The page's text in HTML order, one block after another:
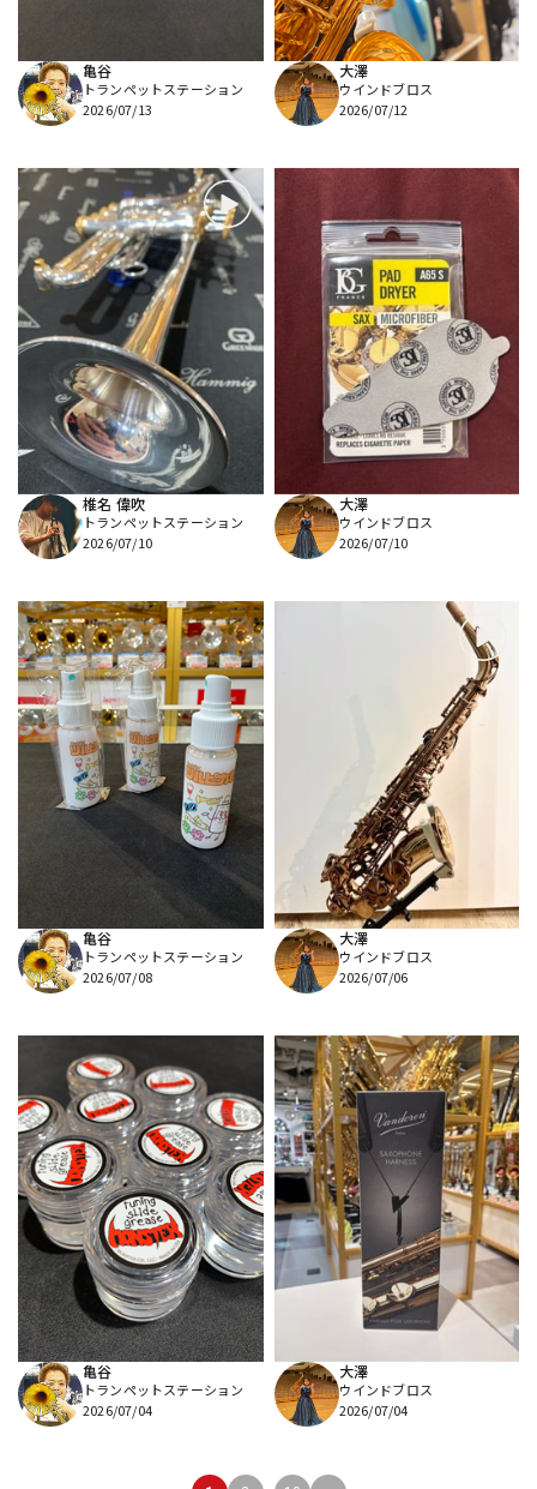
亀谷
トランペットステーション
2026/07/13
大澤
ウインドブロス
2026/07/12
椎名 偉吹
トランペットステーション
2026/07/10
大澤
ウインドブロス
2026/07/10
亀谷
トランペットステーション
2026/07/08
大澤
ウインドブロス
2026/07/06
亀谷
トランペットステーション
2026/07/04
大澤
ウインドブロス
2026/07/04